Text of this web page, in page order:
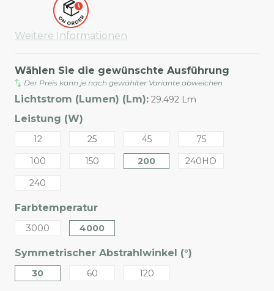
Weitere Informationen
Wählen Sie die gewünschte Ausführung
Der Preis kann je nach gewählter Variante abweichen
Lichtstrom (Lumen) (Lm): 29.492 Lm
Leistung (W)
12 25 45
75
100
150 200
240HO
240
Farbtemperatur
3000 4000
Symmetrischer Abstrahlwinkel (°)
30 60 120